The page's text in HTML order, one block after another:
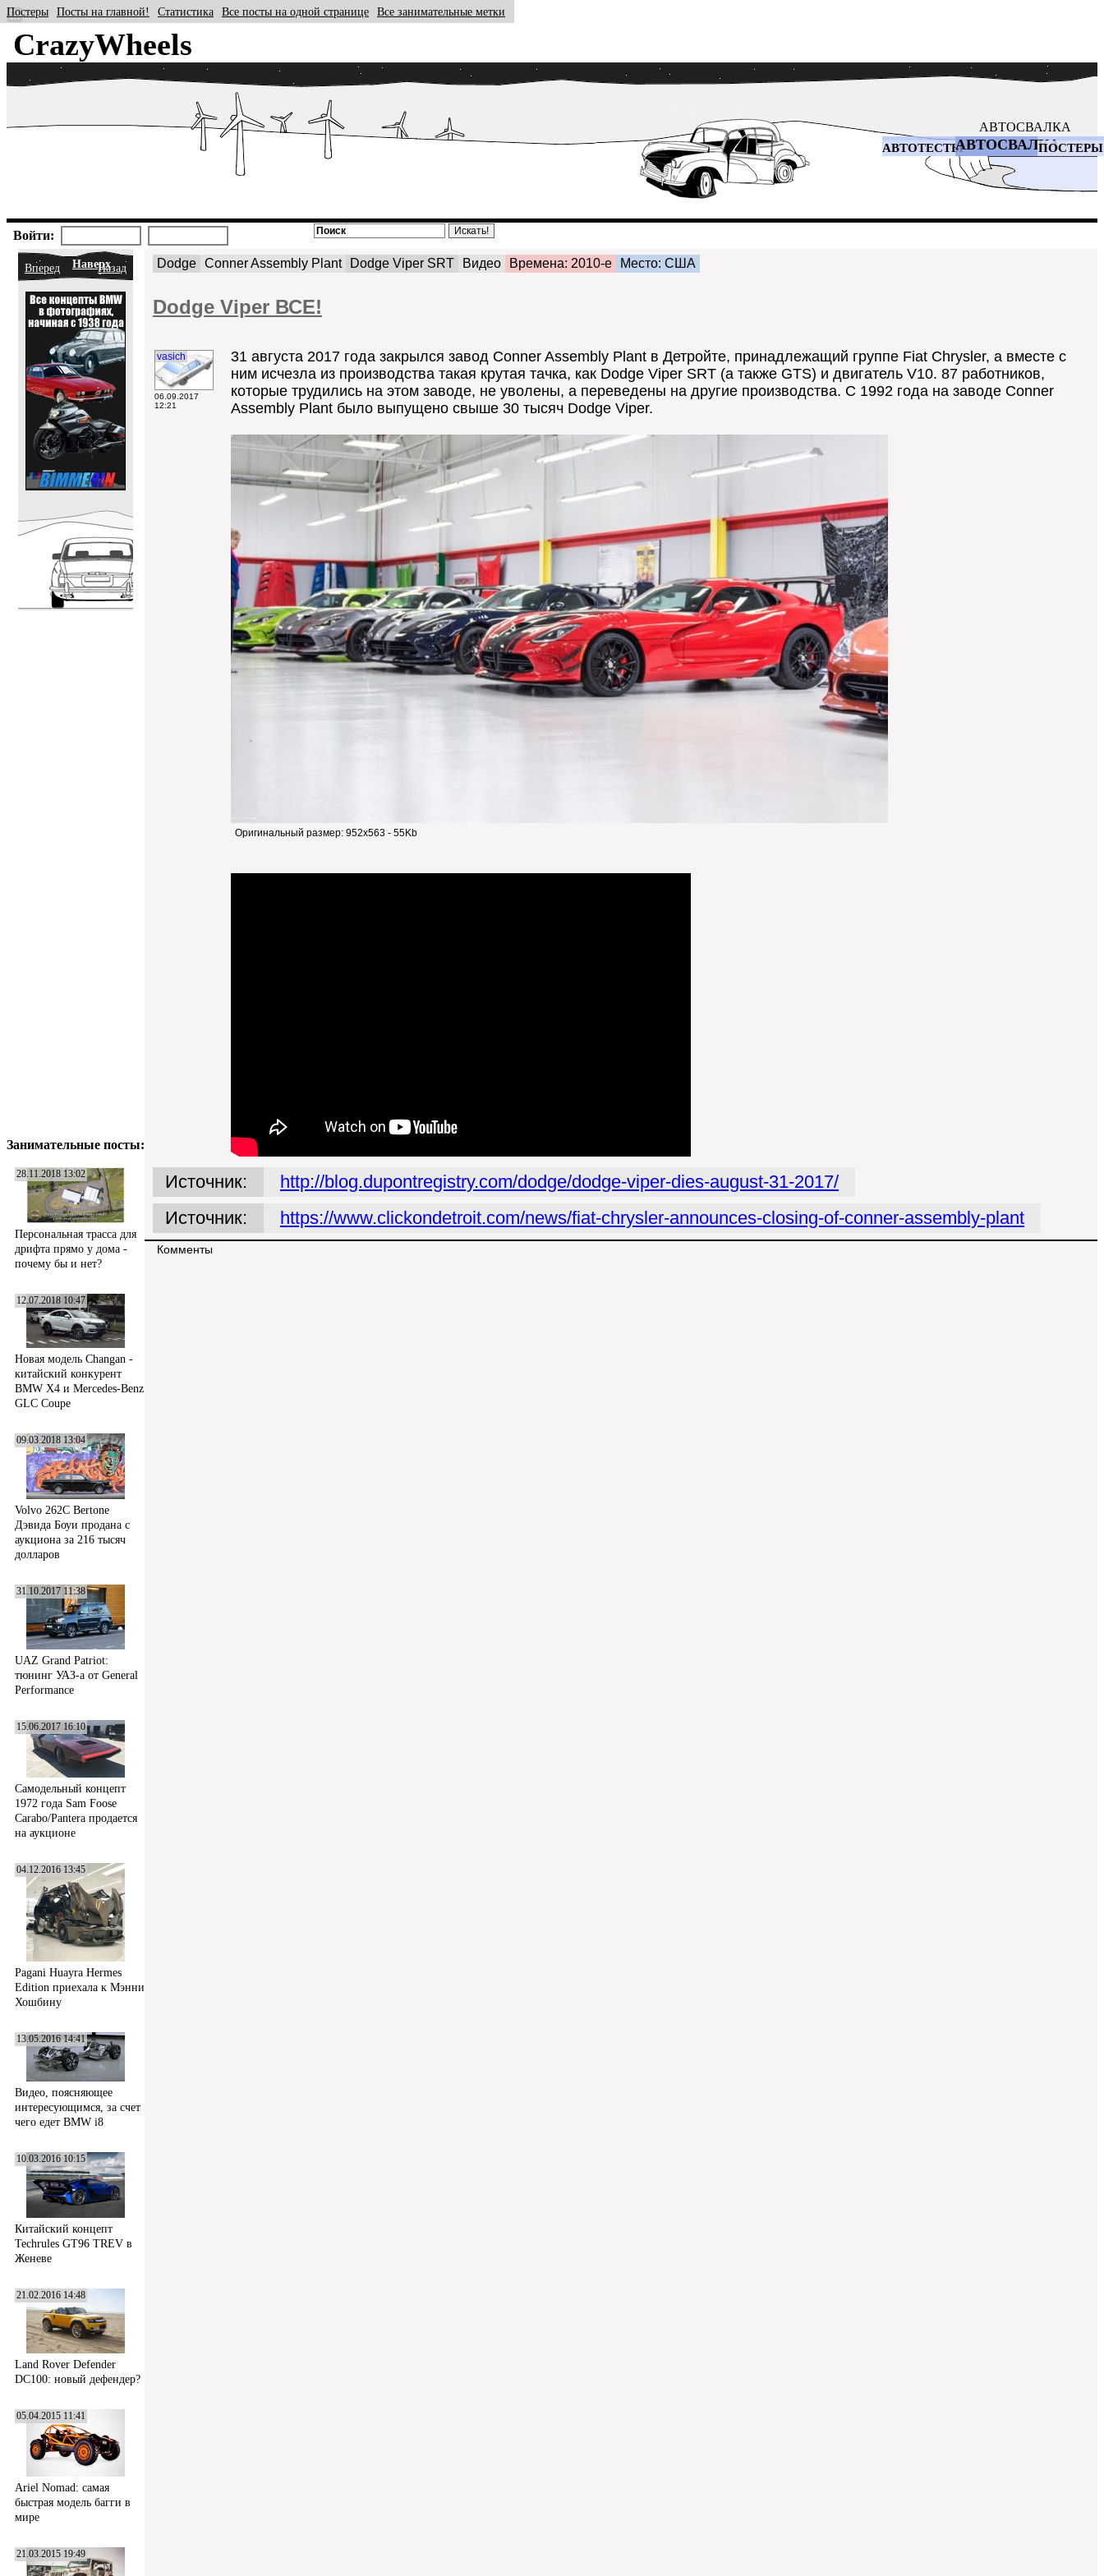
CrazyWheels
АВТОСВАЛКА
АВТОТЕСТЫАВТОСВАЛКАПОСТЕРЫ
Постеры Посты на главной! Статистика Все посты на одной странице Все занимательные метки
Войти:
Вперед НаверхНазад
Занимательные посты:
28.11.2018 13:02
Персональная трасса для
дрифта прямо у дома -
почему бы и нет?
12.07.2018 10:47
Новая модель Changan -
китайский конкурент
BMW X4 и Mercedes-Benz
GLC Coupe
09.03.2018 13:04
Volvo 262C Bertone
Дэвида Боуи продана с
аукциона за 216 тысяч
долларов
31.10.2017 11:38
UAZ Grand Patriot:
тюнинг УАЗ-а от General
Performance
15.06.2017 16:10
Самодельный концепт
1972 года Sam Foose
Carabo/Pantera продается
на аукционе
04.12.2016 13:45
Pagani Huayra Hermes
Edition приехала к Мэнни
Хошбину
13.05.2016 14:41
Видео, поясняющее
интересующимся, за счет
чего едет BMW i8
10.03.2016 10:15
Китайский концепт
Techrules GT96 TREV в
Женеве
21.02.2016 14:48
Land Rover Defender
DC100: новый дефендер?
05.04.2015 11:41
Ariel Nomad: самая
быстрая модель багги в
мире
21.03.2015 19:49
Dodge Conner Assembly Plant Dodge Viper SRT Видео Времена: 2010-е Место: США
Dodge Viper ВСЕ!
vasich
06.09.2017
12:21
31 августа 2017 года закрылся завод Conner Assembly Plant в Детройте, принадлежащий группе Fiat Chrysler, а вместе с
ним исчезла из производства такая крутая тачка, как Dodge Viper SRT (а также GTS) и двигатель V10. 87 работников,
которые трудились на этом заводе, не уволены, а переведены на другие производства. С 1992 года на заводе Conner
Assembly Plant было выпущено свыше 30 тысяч Dodge Viper.
Оригинальный размер: 952x563 - 55Kb
Источник:
http://blog.dupontregistry.com/dodge/dodge-viper-dies-august-31-2017/
Источник:
https://www.clickondetroit.com/news/fiat-chrysler-announces-closing-of-conner-assembly-plant
Комменты